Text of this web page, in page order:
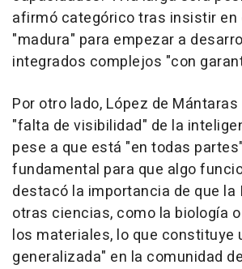
afirmó categórico tras insistir en
"madura" para empezar a
integrados complejos "con
Por otro lado, López de
"falta de visibilidad" de la
pese a que está "en todas
fundamental para que algo
destacó la importancia de que la
otras ciencias, como la biología
los materiales, lo que constituye
generalizada" en la comunidad